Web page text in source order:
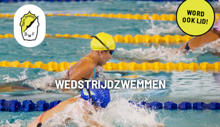
WORD
OOK LID!
WEDSTRIJDZWEMMEN